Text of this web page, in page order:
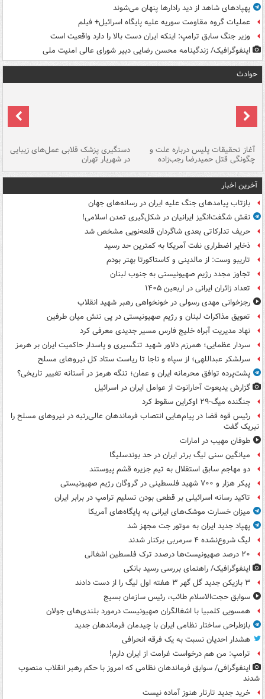
پهپادهای شاهد از دید رادارها پنهان می‌شوند
عملیات گروه مقاومت سوریه علیه پایگاه اسرائیل+ فیلم
وزیر جنگ سابق ترامپ: اینکه ایران دست بالا را دارد واقعیت است
اینفوگرافیک/ زندگینامه محسن رضایی دبیر شورای عالی امنیت‌ ملی
حوادث
آغاز تحقیقات پلیس درباره علت و
چگونگی قتل حمیدرضا رجب‌زاده
دستگیری پزشک قلابی عمل‌های زیبایی
در شهریار تهران
آخرین اخبار
بازتاب پیامدهای جنگ علیه ایران در رسانه‌های جهان
نقش شگفت‌انگیز ایرانیان در شکل‌گیری تمدن اسلامی!
حریف تدارکاتی بعدی شاگردان قلعه‌نویی مشخص شد
ذخایر اضطراری نفت آمریکا به کمترین حد رسید
تاریبو وست: از مالدینی و کاستاکورتا بهتر بودم
تجاوز مجدد رژیم صهیونیستی به جنوب لبنان
تعداد زائران ایرانی در اربعین ۱۴۰۵
رجزخوانی مهدی رسولی در خونخواهی رهبر شهید انقلاب
تعویق مذاکرات لبنان و رژیم صهیونیستی در پی تنش میان طرفین
نهاد مدیریت آبراه خلیج فارس مسیر جدیدی معرفی کرد
سردار عظمایی؛ همرزم دلاور شهید تنگسیری و پاسدار حاکمیت ایران بر هرمز
سرلشکر عبداللهی؛ از سپاه و ناجا تا ریاست ستاد کل نیروهای مسلح
پشت‌پرده توافق محرمانه ایران و عمان؛ تنگه هرمز در آستانه تغییر تاریخی؟
گزارش یدیعوت آحارانوت از عوامل ایران در اسرائیل
جنگنده میگ-۲۹ اوکراین سقوط کرد
رئیس قوه قضا در پیام‌هایی انتصاب‌ فرماندهان عالی‌رتبه در نیروهای مسلح را
تبریک گفت
طوفان مهیب در امارات
میانگین سنی لیگ برتر ایران در حد بوندسلیگا
دو مهاجم سابق استقلال به تیم جزیره قشم پیوستند
پیکر هزار و ۷۰۰ شهید فلسطینی در گروگان رژیم صهیونیستی
تاکید رسانه اسرائیلی بر قطعی بودن تسلیم ترامپ در برابر ایران
میزان خسارت موشک‌های ایرانی به پایگاه‌های آمریکا
پهپاد جدید ایران به موتور جت مجهز شد
لیگ شروع‌نشده ۴ سرمربی برکنار شدند
۲۰ درصد صهیونیست‌ها درصدد ترک فلسطین اشغالی
اینفوگرافیک/ راهنمای بررسی رسید بانکی
۳ بازیکن جدید گل گهر ۳ هفته اول لیگ را از دست دادند
سوابق حجت‌الاسلام طائب، رئیس سازمان بسیج
همسویی کلمبیا با اشغالگران صهیونیست درمورد بلندی‌های جولان
بازطراحی ساختار نظامی ایران با چیدمان فرماندهان جدید
هشدار احدیان نسبت به یک فرقه انحرافی
ترامپ: من هم درخواست غرامت از ایران دارم!
اینفوگرافی/ سوابق فرماندهان نظامی که امروز با حکم رهبر انقلاب منصوب
شدند
خرید جدید تارتار هنوز آماده نیست